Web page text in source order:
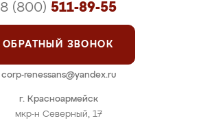
г. Красноармейск
мкр-н Северный, 17
8 (800) 511-89-55
ОБРАТНЫЙ ЗВОНОК
corp-renessans@yandex.ru